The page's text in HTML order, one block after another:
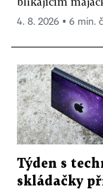
4. 8. 2026 ▪ 6 min.
Týden s
skládačky